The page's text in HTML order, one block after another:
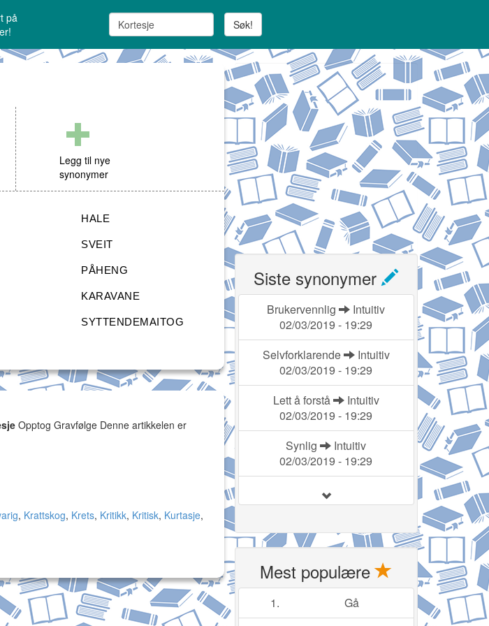
på
Søk!
Legg til nye
synonymer
HALE
SVEIT
PÅHENG
KARAVANE
SYTTENDEMAITOG
Opptog Gravfølge Denne artikkelen er
, Krattskog, Krets, Kritikk, Kritisk, Kurtasje,
Siste synonymer
Brukervennlig
Intuitiv
02/03/2019 - 19:29
Selvforklarende
Intuitiv
02/03/2019 - 19:29
Lett å forstå
Intuitiv
02/03/2019 - 19:29
Synlig
Intuitiv
02/03/2019 - 19:29
Mest populære
1.
Gå